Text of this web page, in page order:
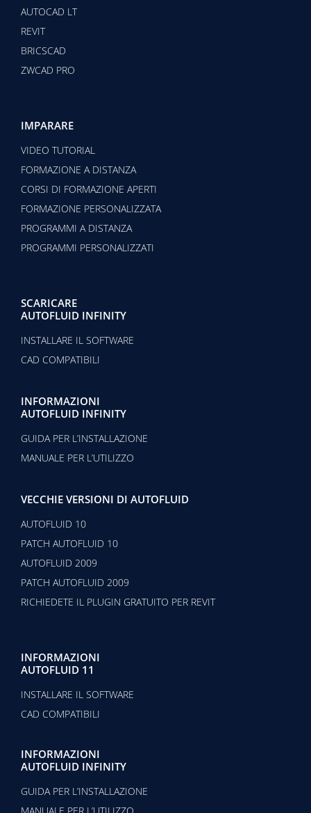
AUTOCAD LT
REVIT
BRICSCAD
ZWCAD PRO
IMPARARE
VIDEO TUTORIAL
FORMAZIONE A DISTANZA
CORSI DI FORMAZIONE APERTI
FORMAZIONE PERSONALIZZATA
PROGRAMMI A DISTANZA
PROGRAMMI PERSONALIZZATI
SCARICARE
AUTOFLUID INFINITY
INSTALLARE IL SOFTWARE
CAD COMPATIBILI
INFORMAZIONI
AUTOFLUID INFINITY
GUIDA PER L’INSTALLAZIONE
MANUALE PER L’UTILIZZO
VECCHIE VERSIONI DI AUTOFLUID
AUTOFLUID 10
PATCH AUTOFLUID 10
AUTOFLUID 2009
PATCH AUTOFLUID 2009
RICHIEDETE IL PLUGIN GRATUITO PER REVIT
INFORMAZIONI
AUTOFLUID 11
INSTALLARE IL SOFTWARE
CAD COMPATIBILI
INFORMAZIONI
AUTOFLUID INFINITY
GUIDA PER L’INSTALLAZIONE